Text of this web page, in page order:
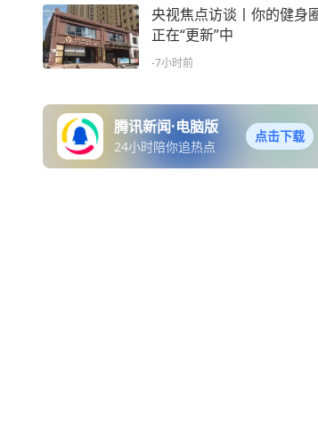
央视焦点访谈丨你的健身
正在“更新”中
-7小时前
腾讯新闻·电脑版
24小时陪你追热点
点击下载